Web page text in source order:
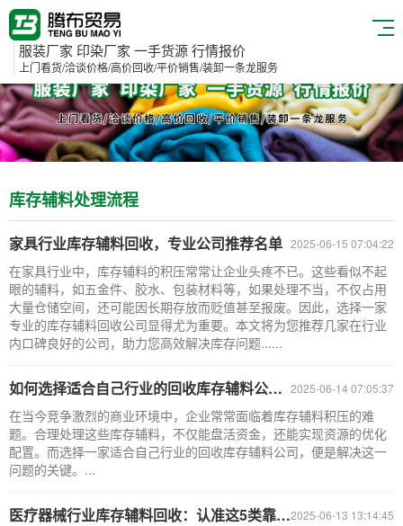
服装厂家 印染厂家 一手货源 行情报价
上门看货/洽谈价格/高价回收/平价销售/装卸一条龙服务
库存辅料处理流程
2025-06-15 07:04:22
家具行业库存辅料回收，专业公司推荐名单
在家具行业中，库存辅料的积压常常让企业头疼不已。这些看似不起
眼的辅料，如五金件、胶水、包装材料等，如果处理不当，不仅占用
大量仓储空间，还可能因长期存放而贬值甚至报废。因此，选择一家
专业的库存辅料回收公司显得尤为重要。本文将为您推荐几家在行业
内口碑良好的公司，助力您高效解决库存问题......
2025-06-14 07:05:37
如何选择适合自己行业的回收库存辅料公司？
在当今竞争激烈的商业环境中，企业常常面临着库存辅料积压的难
题。合理处理这些库存辅料，不仅能盘活资金，还能实现资源的优化
配置。而选择一家适合自己行业的回收库存辅料公司，便是解决这一
问题的关键。...
2025-06-13 13:14:45
医疗器械行业库存辅料回收：认准这5类靠谱服务商